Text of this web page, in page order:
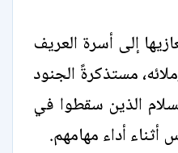
إلى أسرة العريف
مستذكرةً الجنود
الذين سقطوا في